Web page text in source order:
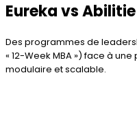
Eurekavs Abilitie
Des programmes de
« 12-Week MBA ») face à
modulaire et scalable.